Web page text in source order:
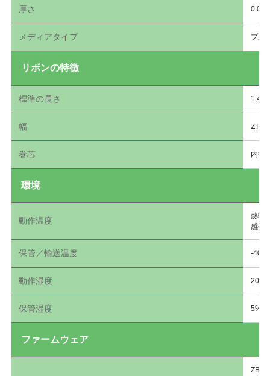
厚さ
メディアタイプ プ連
リボンの特徴
標準の長さ
幅
巻芯 内径
環境
動作温度
熱転
感熱
保管／輸送温度 -
動作湿度 20％
保管湿度 5%
ファームウェア
ZBI